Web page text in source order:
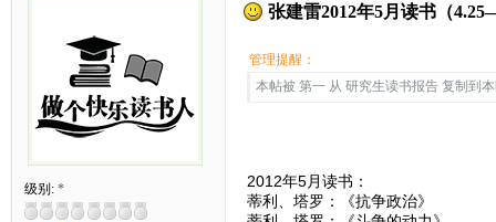
级别: *
张建雷2012年5月读书（
管理提醒：
本帖被 第一 从 研究生读书报告 复制到
2012年5月读书：
蒂利、塔罗：《抗争政治》